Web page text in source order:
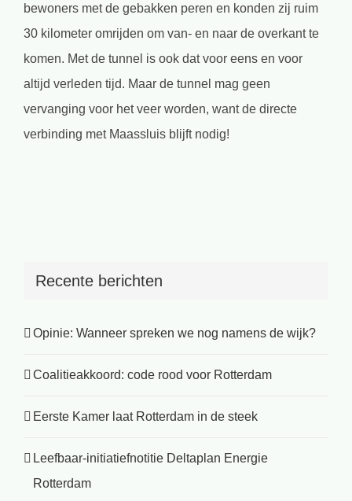
bewoners met de gebakken peren en konden zij ruim
30 kilometer omrijden om van- en naar de overkant te
komen. Met de tunnel is ook dat voor eens en voor
altijd verleden tijd. Maar de tunnel mag geen
vervanging voor het veer worden, want de directe
verbinding met Maassluis blijft nodig!
Recente berichten
Opinie: Wanneer spreken we nog namens de wijk?
Coalitieakkoord: code rood voor Rotterdam
Eerste Kamer laat Rotterdam in de steek
Leefbaar-initiatiefnotitie Deltaplan Energie
Rotterdam